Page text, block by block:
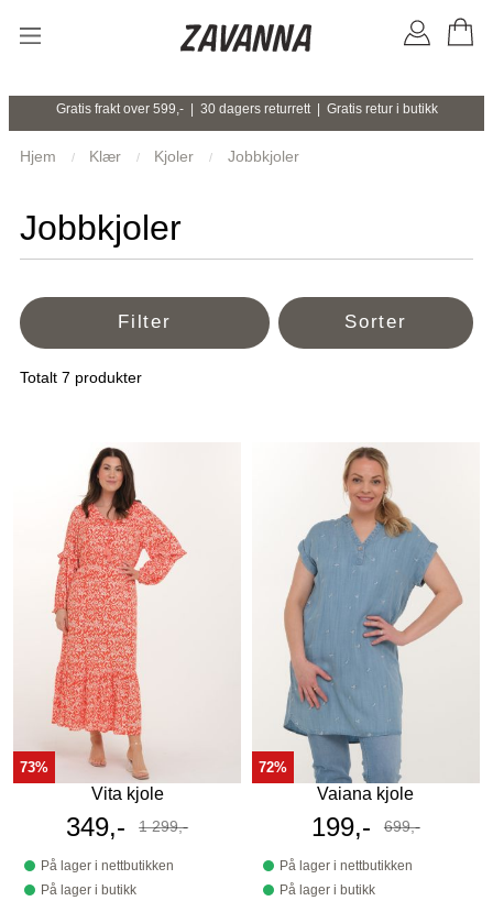
Gratis frakt over 599,- | 30 dagers returrett | Gratis retur i butikk
Hjem Klær Kjoler Jobbkjoler
Jobbkjoler
Filter Sorter
Totalt 7 produkter
73%
Vita kjole
Tilbudspris
349,- Før
1 299,-
På lager i nettbutikken
På lager i butikk
72%
Vaiana kjole
Tilbudspris
199,- Før
699,-
På lager i nettbutikken
På lager i butikk